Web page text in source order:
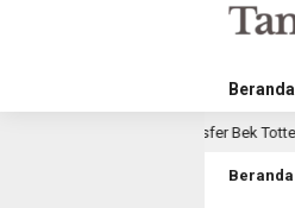
Beranda
Transfer Bek Tottenham Memanas
Beranda